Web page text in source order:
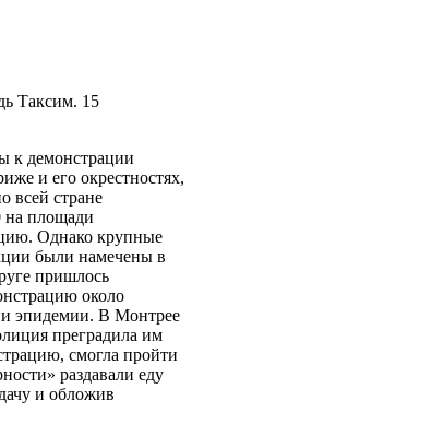
Таксим. 15
к демонстрации
и его окрестностях,
всей стране
на площади
Однако крупные
были намечены в
пришлось
около
эпидемии. В Монтрее
преградила им
смогла пройти
раздавали еду
и обложив